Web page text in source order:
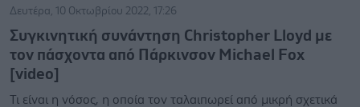
Δευτέρα, 10 Οκτωβρίου 2022, 17:26
Συγκινητική συνάντηση Christopher Lloyd με
τον πάσχοντα από Πάρκινσον Michael Fox
[video]
Τι είναι η νόσος, η οποία τον ταλαιπωρεί από μικρή σχετικά